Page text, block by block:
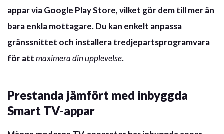
appar via Google Play Store, vilket gör dem till mer än
bara enkla mottagare. Du kan enkelt anpassa
gränssnittet och installera tredjepartsprogramvara
för attmaximera din upplevelse.
Prestanda jämfört med inbyggda
Smart TV-appar